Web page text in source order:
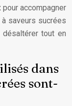
accompagner
saveurs sucrées
tout en
dans
sont-